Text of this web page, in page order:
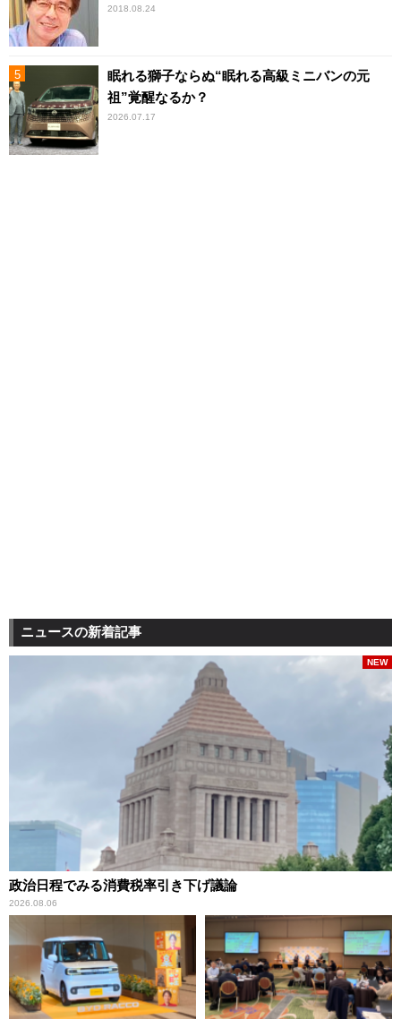
2018.08.24
眠れる獅子ならぬ“眠れる高級ミニバンの元
祖”覚醒なるか？
2026.07.17
ニュースの新着記事
政治日程でみる消費税率引き下げ議論
2026.08.06
NEW